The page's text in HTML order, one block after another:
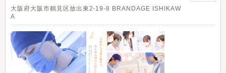
大阪府大阪市鶴見区放出東2-19-8 BRANDAGE ISHIKAW
A